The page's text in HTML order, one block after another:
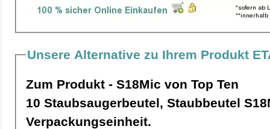
Unsere Alternative zu Ihrem Produkt
Zum Produkt - S18Mic von Top Ten
10 Staubsaugerbeutel, Staubbeutel S18Mic pro
Verpackungseinheit.